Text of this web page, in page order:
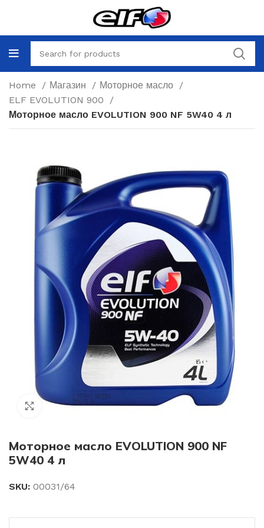
Home Магазин
Моторное масло
ELF EVOLUTION 900
Моторное масло EVOLUTION 900 NF 5W40 4 л
Click to enlarge
Моторное масло EVOLUTION 900 NF
5W40 4 л
SKU: 00031/64